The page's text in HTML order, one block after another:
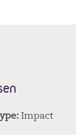
Impact